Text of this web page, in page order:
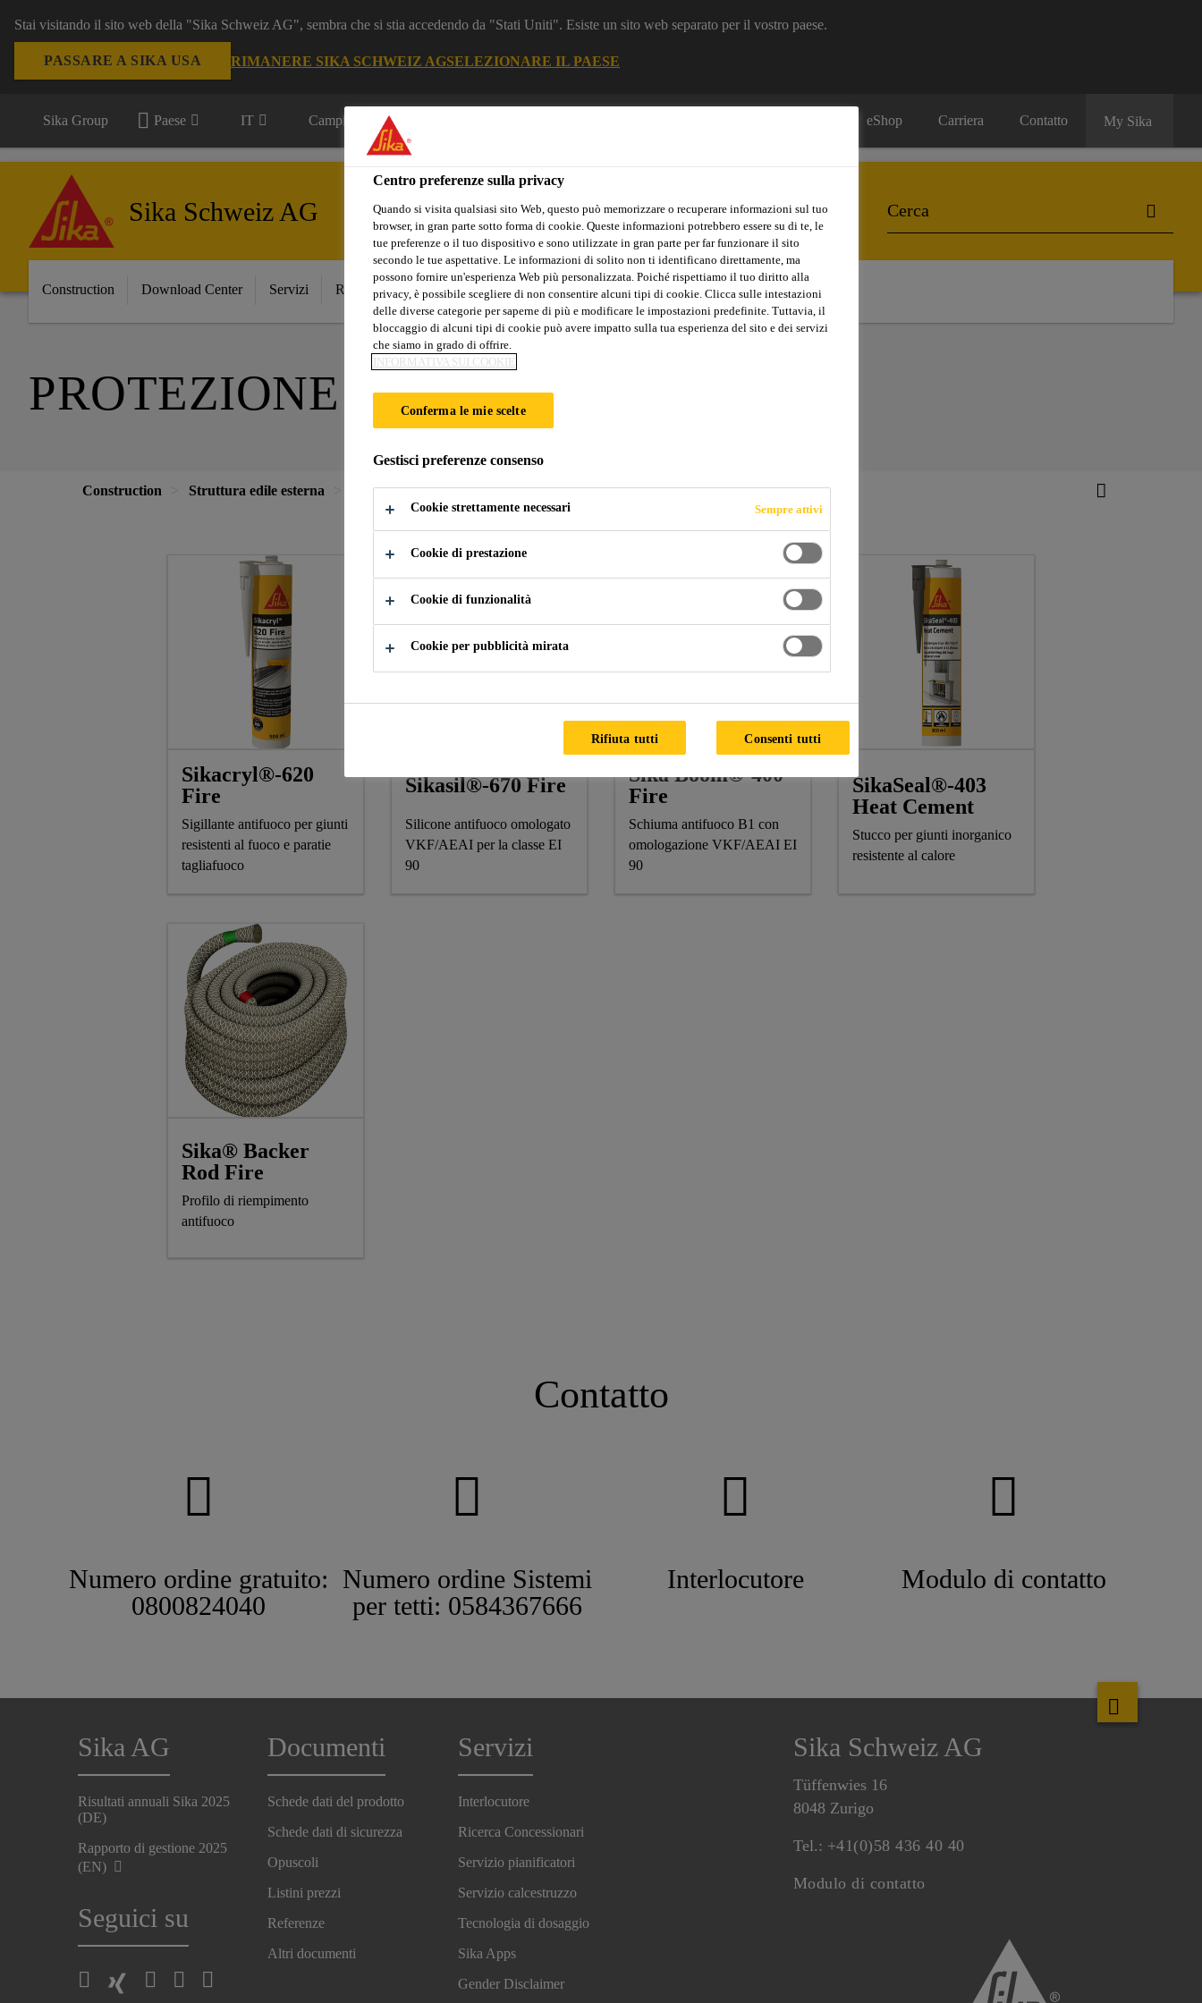
Stai visitando il sito web della "Sika Schweiz AG", sembra che si stia accedendo da "Stati Uniti". Esiste un sito web separato per il vostro paese.
PASSARE A SIKA USA RIMANERE SIKA SCHWEIZ AGSELEZIONARE IL PAESE
Sika Group Paese IT Campi d'applicazione eShop Carriera Contatto My Sika
Sika Schweiz AG
Construction Download Center Servizi Referenze Sika Apps Interlocutore
PROTEZIONE ANTINCENDIO
Construction Struttura edile esterna Finestre, Facciate, Pannelli solari Protezione antincendio
Sikacryl®-620
Fire
Sigillante antifuoco per giunti
resistenti al fuoco e paratie
tagliafuoco
Sikasil®-670 Fire
Silicone antifuoco omologato
VKF/AEAI per la classe EI
90
Sika Boom®-400
Fire
Schiuma antifuoco B1 con
omologazione VKF/AEAI EI
90
SikaSeal®-403
Heat Cement
Stucco per giunti inorganico
resistente al calore
Sika® Backer
Rod Fire
Profilo di riempimento
antifuoco
Contatto
Numero ordine gratuito:
0800824040
Numero ordine Sistemi
per tetti: 0584367666
Interlocutore Modulo di contatto
Sika AG
Risultati annuali Sika 2025
(DE)
Rapporto di gestione 2025
(EN)
Seguici su
Documenti
Schede dati del prodotto
Schede dati di sicurezza
Opuscoli
Listini prezzi
Referenze
Altri documenti
Servizi
Interlocutore
Ricerca Concessionari
Servizio pianificatori
Servizio calcestruzzo
Tecnologia di dosaggio
Sika Apps
Gender Disclaimer
Sika Schweiz AG
Tüffenwies 16
8048 Zurigo
Tel.: +41(0)58 436 40 40
Modulo di contatto
Centro preferenze sulla privacy
Quando si visita qualsiasi sito Web, questo può memorizzare o recuperare informazioni sul tuo
browser, in gran parte sotto forma di cookie. Queste informazioni potrebbero essere su di te, le
tue preferenze o il tuo dispositivo e sono utilizzate in gran parte per far funzionare il sito
secondo le tue aspettative. Le informazioni di solito non ti identificano direttamente, ma
possono fornire un'esperienza Web più personalizzata. Poiché rispettiamo il tuo diritto alla
privacy, è possibile scegliere di non consentire alcuni tipi di cookie. Clicca sulle intestazioni
delle diverse categorie per saperne di più e modificare le impostazioni predefinite. Tuttavia, il
bloccaggio di alcuni tipi di cookie può avere impatto sulla tua esperienza del sito e dei servizi
che siamo in grado di offrire.
INFORMATIVA SUI COOKIE
Conferma le mie scelte
Gestisci preferenze consenso
Cookie strettamente necessari Sempre attivi
Cookie di prestazione
Cookie di funzionalità
Cookie per pubblicità mirata
Rifiuta tutti Consenti tutti